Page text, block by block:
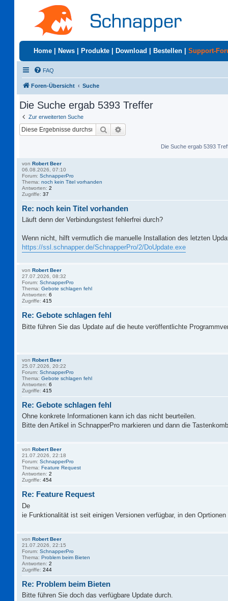
Home News Produkte Download Bestellen Support-
FAQ
Foren-Übersicht Suche
Die Suche ergab 5393 Treffer
Zur erweiterten Suche
Suche
Die Suche ergab 5393
von Robert Beer
06.08.2026, 07:10
Forum: SchnapperPro
Thema: noch kein Titel vorhanden
Antworten: 2
Zugriffe: 37
Re: noch kein Titel vorhanden
Läuft denn der Verbindungstest fehlerfrei durch?
Wenn nicht, hilft vermutlich die manuelle Installation des letzten
https://ssl.schnapper.de/SchnapperPro/2/DoUpdate.exe
von Robert Beer
27.07.2026, 08:32
Forum: SchnapperPro
Thema: Gebote schlagen fehl
Antworten: 6
Zugriffe: 415
Re: Gebote schlagen fehl
Bitte führen Sie das Update auf die heute veröffentlichte
von Robert Beer
25.07.2026, 20:22
Forum: SchnapperPro
Thema: Gebote schlagen fehl
Antworten: 6
Zugriffe: 415
Re: Gebote schlagen fehl
Ohne konkrete Informationen kann ich das nicht beurteilen.
Bitte den Artikel in SchnapperPro markieren und dann die
von Robert Beer
21.07.2026, 22:18
Forum: SchnapperPro
Thema: Feature Request
Antworten: 2
Zugriffe: 454
Re: Feature Request
De
ie Funktionalität ist seit einigen Versionen verfügbar, in den
von Robert Beer
21.07.2026, 22:15
Forum: SchnapperPro
Thema: Problem beim Bieten
Antworten: 2
Zugriffe: 244
Re: Problem beim Bieten
Bitte führen Sie doch das verfügbare Update durch.